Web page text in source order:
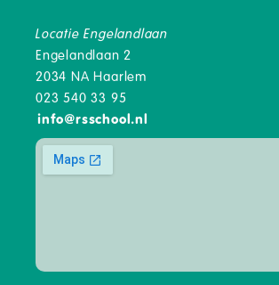
Locatie Engelandlaan
Engelandlaan 2
2034 NA Haarlem
023 540 33 95
info@rsschool.nl